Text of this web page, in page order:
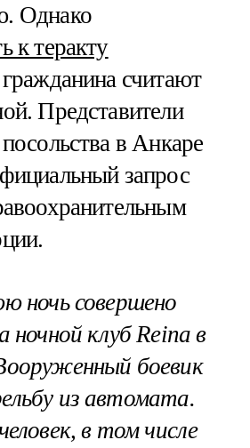
Однако
к теракту
гражданина считают
Представители
в Анкаре
запрос
ночь совершено
ночной клуб Reina в
боевик
из автомата.
в том числе